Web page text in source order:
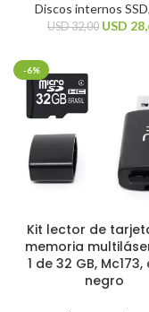
Discos internos SSD,
USD32,00 USD
-6%
Kit lector de
memoria
1 de 32 GB,
negro